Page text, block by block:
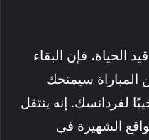
الحياة، فإن البقاء
المباراة سيمنحك
لفردانسك. إنه ينتقل
الشهيرة في